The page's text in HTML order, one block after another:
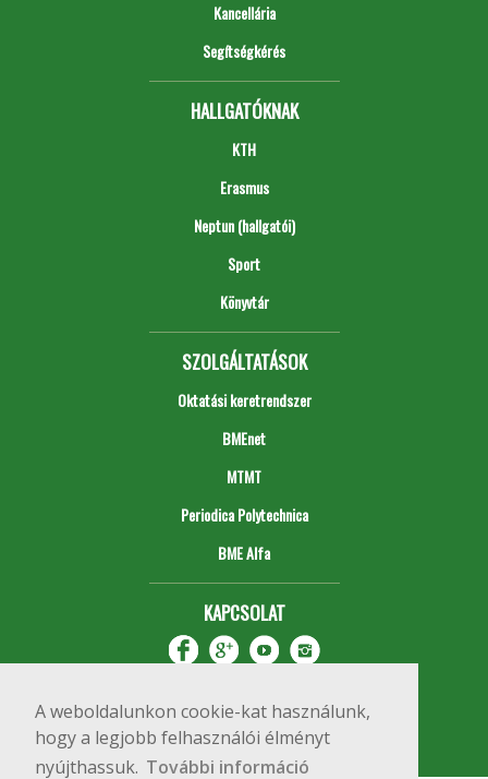
A weboldalunkon cookie-kat használunk,
hogy a legjobb felhasználói élményt
nyújthassuk. További információ
Kancellária
Segítségkérés
HALLGATÓKNAK
KTH
Erasmus
Neptun (hallgatói)
Sport
Könyvtár
SZOLGÁLTATÁSOK
Oktatási keretrendszer
BMEnet
MTMT
Periodica Polytechnica
BME Alfa
KAPCSOLAT